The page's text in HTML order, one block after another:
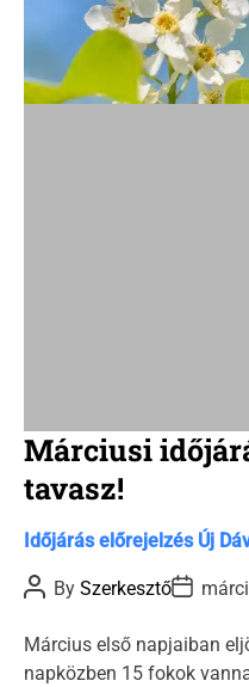
a
d
Márciusi
tavasz!
C
t
g
Időjárás előrejelzés Új
P
o
t
A
u
By SzerkesztőP
o
t
D
a
Március első napjaiban
napközben 15 fokok